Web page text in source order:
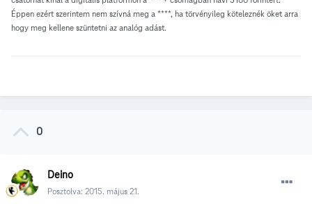
Éppen ezért szerintem nem szívná meg a ****, ha törvényileg köteleznék öket arra
hogy meg kellene szüntetni az analóg adást.
0
Deino
Posztolva: 2015. május 21.